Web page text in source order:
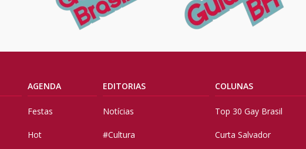
AGENDA
Festas
Hot
EDITORIAS
Notícias
#Cultura
COLUNAS
Top 30 Gay Brasil
Curta Salvador